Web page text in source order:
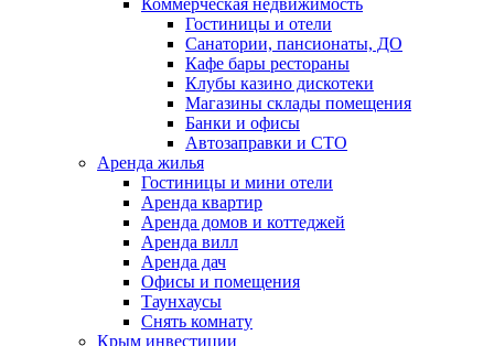
Коммерческая недвижимость
Гостиницы и отели
Санатории, пансионаты, ДО
Кафе бары рестораны
Клубы казино дискотеки
Магазины склады помещения
Банки и офисы
Автозаправки и СТО
Аренда жилья
Гостиницы и мини отели
Аренда квартир
Аренда домов и коттеджей
Аренда вилл
Аренда дач
Офисы и помещения
Таунхаусы
Снять комнату
Крым инвестиции